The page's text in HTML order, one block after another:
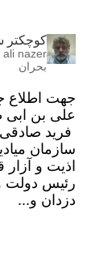
کوچکتر
ali nazer
بحران
جهت اطلاع
علی بن ابی
سازمان
اذیت و آزار
رئیس دولت
دزدان و...